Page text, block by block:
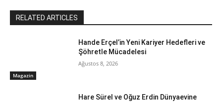
RELATED ARTICLES
Magazin
Hande Erçel’in Yeni Kariyer Hedefleri ve
Şöhretle Mücadelesi
Ağustos 8, 2026
Hare Sürel ve Oğuz Erdin Dünyaevine